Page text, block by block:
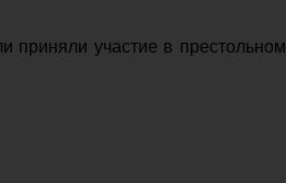
приняли участие в престольном